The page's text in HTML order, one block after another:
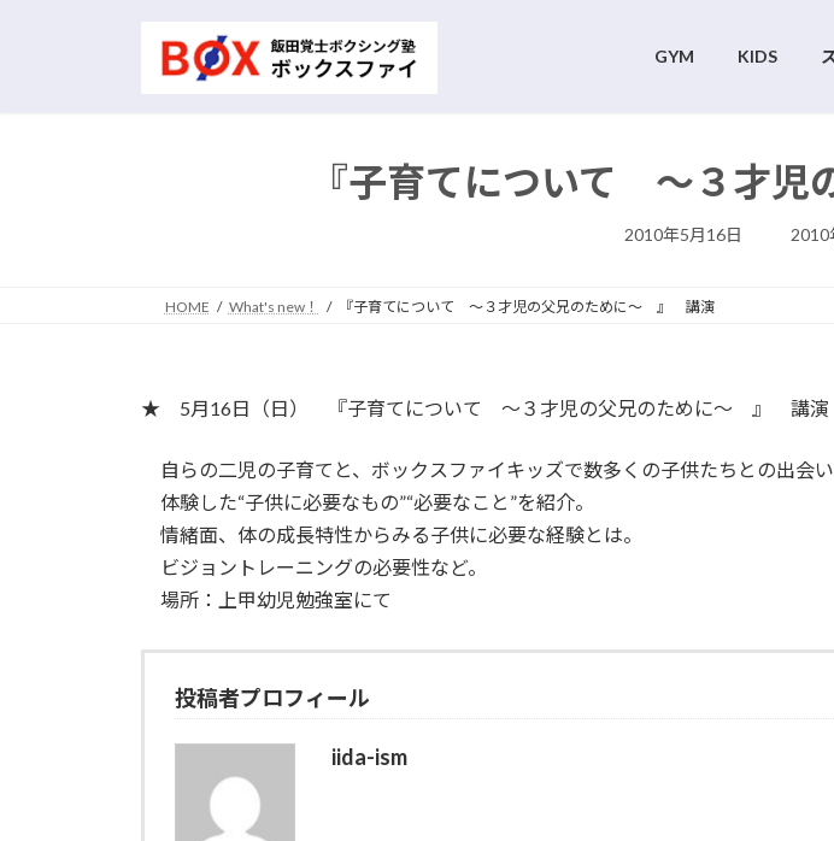
GYM KIDS
『子育てについて ～３才
2010年5月16日
最
終
2010
HOME What's new！ 『子育てについて ～３才児の父兄のために～ 』 講演
★ 5月16日（日） 『子育てについて ～３才児の父兄のために～ 』 講演
自らの二児の子育てと、ボックスファイキッズで数多くの子供たちとの出会
体験した“子供に必要なもの”“必要なこと”を紹介。
情緒面、体の成長特性からみる子供に必要な経験とは。
ビジョントレーニングの必要性など。
場所：上甲幼児勉強室にて
投稿者プロフィール
iida-ism